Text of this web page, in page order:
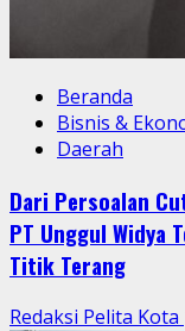
Beranda
Bisnis &
Daerah
Dari Persoalan
PT Unggul Widya
Titik Terang
Redaksi Pelita Kota